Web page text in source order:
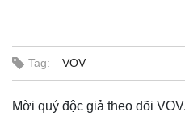
Tag: VOV
Mời quý độc giả theo dõi